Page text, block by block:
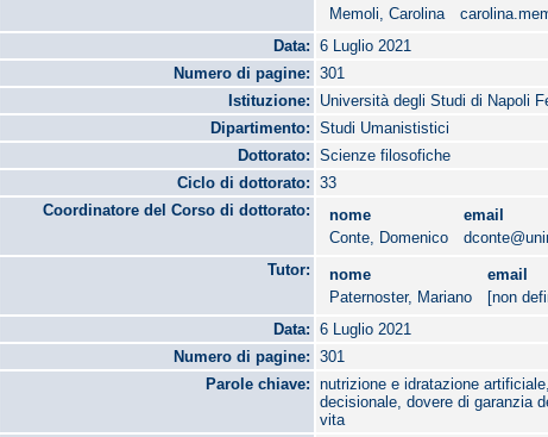
Memoli, Carolina
Data:
6 Luglio 2021
Numero di pagine:
301
Istituzione:
Università degli Studi di Napoli
Dipartimento:
Studi Umanististici
Dottorato:
Scienze filosofiche
Ciclo di dottorato:
33
Coordinatore del Corso di dottorato:
nome
email
Conte, Domenico
Tutor:
nome
email
Paternoster, Mariano
[non
Data:
6 Luglio 2021
Numero di pagine:
301
Parole chiave:
nutrizione e idratazione
decisionale, dovere di garanzia
vita